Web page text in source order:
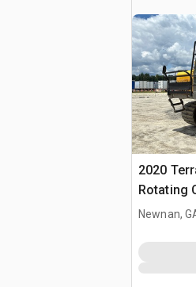
2020
Rotating
cingolato
Newnan,